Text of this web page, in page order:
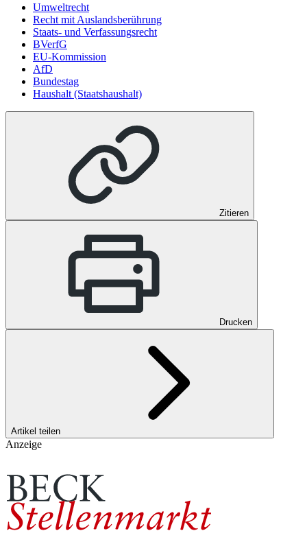
Umweltrecht
Recht mit Auslandsberührung
Staats- und Verfassungsrecht
BVerfG
EU-Kommission
AfD
Bundestag
Haushalt (Staatshaushalt)
Zitieren
Drucken
Artikel teilen
Anzeige